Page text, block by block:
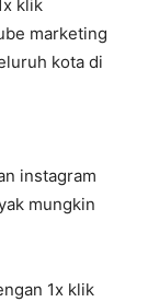
klik
marketing
kota di
instagram
mungkin
1x klik